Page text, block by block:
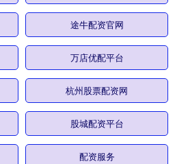
途牛配资官网
万店优配平台
杭州股票配资网
股城配资平台
配资服务